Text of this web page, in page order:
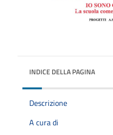
INDICE DELLA PAGINA
Descrizione
A cura di